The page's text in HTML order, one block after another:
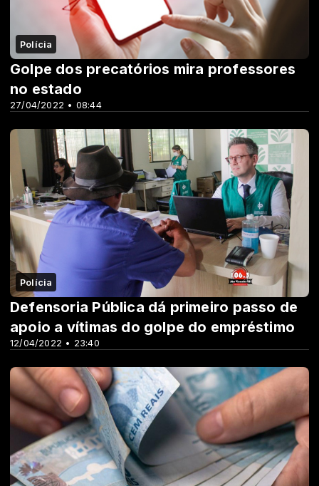
Polícia
27/04/2022 • 08:44
Golpe dos precatórios mira professores
no estado
Polícia
12/04/2022 • 23:40
Defensoria Pública dá primeiro passo de
apoio a vítimas do golpe do empréstimo